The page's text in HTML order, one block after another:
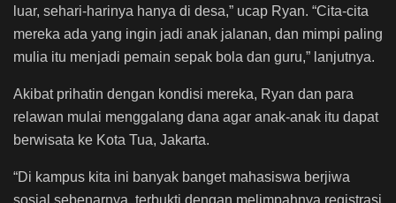
luar, sehari-harinya hanya di desa,” ucap Ryan. “Cita-cita
mereka ada yang ingin jadi anak jalanan, dan mimpi paling
mulia itu menjadi pemain sepak bola dan guru,” lanjutnya.
Akibat prihatin dengan kondisi mereka, Ryan dan para
relawan mulai menggalang dana agar anak-anak itu dapat
berwisata ke Kota Tua, Jakarta.
“Di kampus kita ini banyak banget mahasiswa berjiwa
sosial sebenarnya, terbukti dengan melimpahnya registrasi